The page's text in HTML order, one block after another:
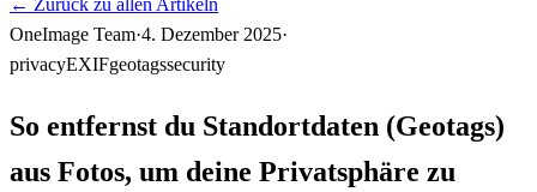
← Zurück zu allen Artikeln
OneImage Team·4. Dezember 2025·
privacyEXIFgeotagssecurity
So entfernst du Standortdaten (Geotags)
aus Fotos, um deine Privatsphäre zu